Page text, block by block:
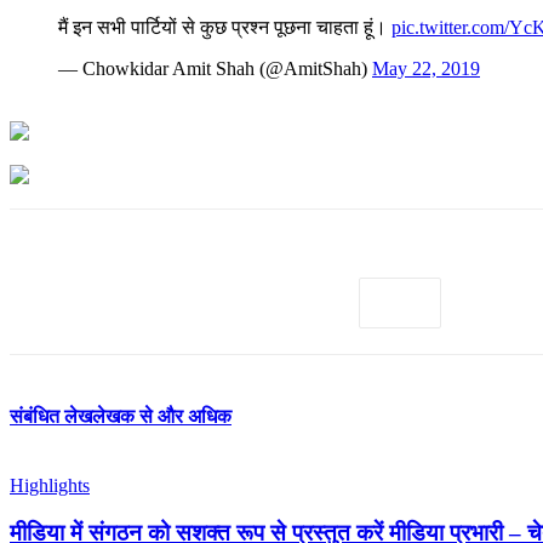
मैं इन सभी पार्टियों से कुछ प्रश्न पूछना चाहता हूं। pic.twitter.com/
— Chowkidar Amit Shah (@AmitShah) May 22, 2019
संबंधित लेखलेखक से और अधिक
Highlights
मीडिया में संगठन को सशक्त रूप से प्रस्तुत करें मीडिया प्रभारी –